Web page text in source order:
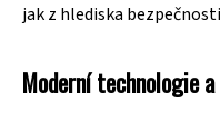
jak z hlediska
Moderní technologie